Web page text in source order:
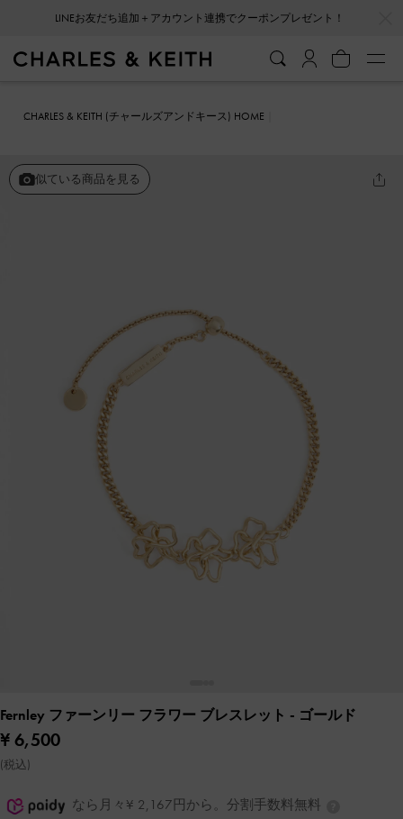
LINEお友だち追加＋アカウント連携でクーポンプレゼント！
CHARLES & KEITH (チャールズアンドキース) HOME
似ている商品を見る
Fernley ファーンリー フラワー ブレスレット - ゴールド
¥ 6,500
(税込)
なら月々¥ 2,167円から。分割手数料無料